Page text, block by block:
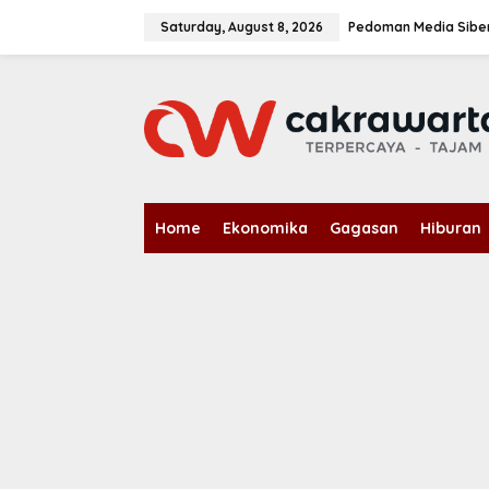
Saturday, August 8, 2026 Pedoman Media
Home Ekonomika Gagasan Hiburan